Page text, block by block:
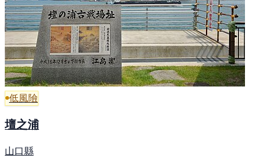
低風險
壇之浦
山口縣